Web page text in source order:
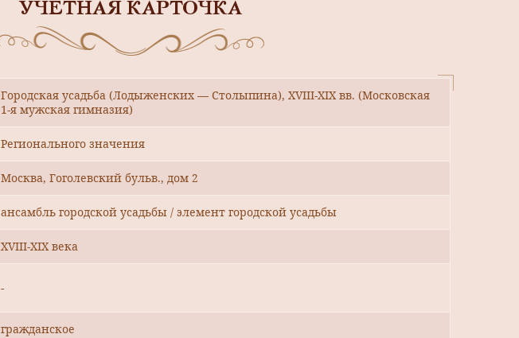
УЧЕТНАЯ КАРТОЧКА
Городская усадьба (Лодыженских — Столыпина), XVIII-XIX вв. (Московская
1-я мужская гимназия)
Регионального значения
Москва, Гоголевский бульв., дом 2
ансамбль городской усадьбы / элемент городской усадьбы
XVIII-XIX века
-
гражданское